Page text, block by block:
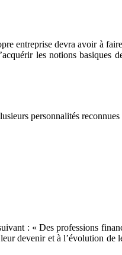
entreprise devra avoir à
les notions basiques
personnalités
: « Des professions
devenir et à l’évolution de